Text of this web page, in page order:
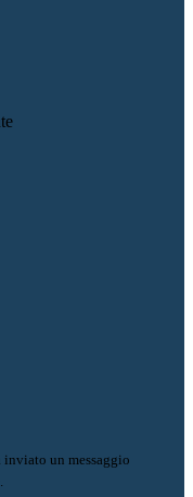
inviato un messaggio